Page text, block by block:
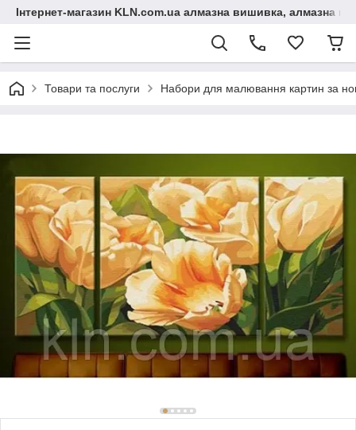
Інтернет-магазин KLN.com.ua алмазна вишивка, алмазна
Товари та послуги Набори для малювання картин за